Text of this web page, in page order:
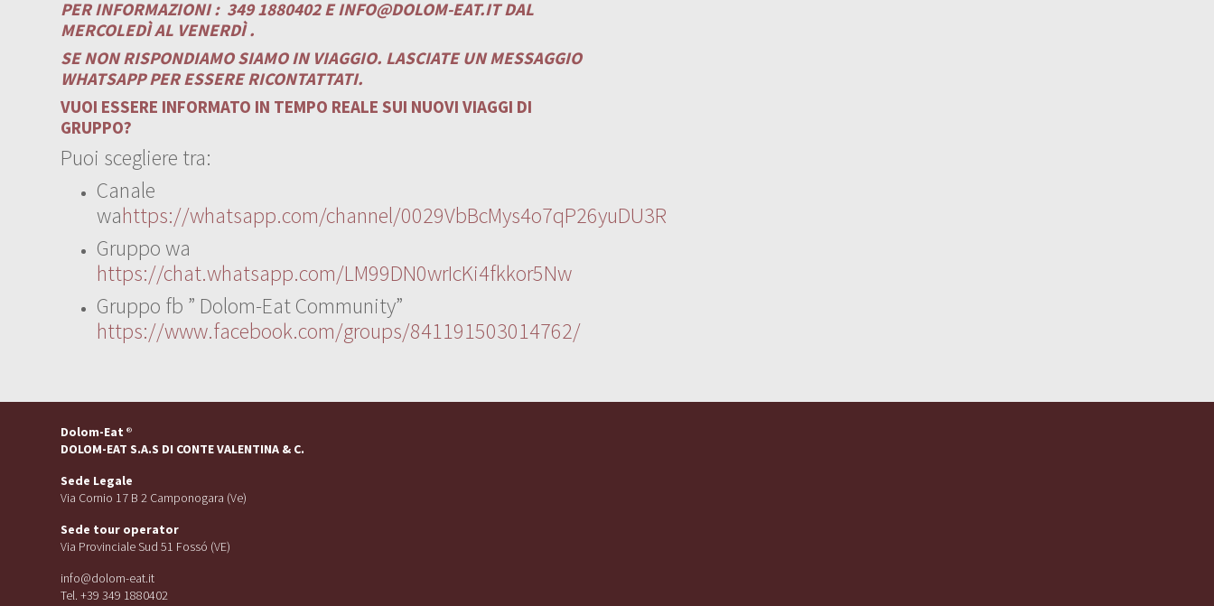
PER INFORMAZIONI : 349 1880402 EINFO@DOLOM-EAT.ITDAL
MERCOLEDÌ AL VENERDÌ .
SE NON RISPONDIAMO SIAMO IN VIAGGIO. LASCIATE UN MESSAGGIO
WHATSAPP PER ESSERE RICONTATTATI.
VUOI ESSERE INFORMATO IN TEMPO REALE SUI NUOVI VIAGGI DI
GRUPPO?
Puoi scegliere tra:
Canale
wahttps://whatsapp.com/channel/0029VbBcMys4o7qP26yuDU3R
Gruppo wa
https://chat.whatsapp.com/LM99DN0wrIcKi4fkkor5Nw
Gruppo fb ” Dolom-Eat Community”
https://www.facebook.com/groups/841191503014762/
Dolom-Eat ®
DOLOM-EAT S.A.S DI CONTE VALENTINA & C.
Sede Legale
Via Cornio 17 B 2 Camponogara (Ve)
Sede tour operator
Via Provinciale Sud 51 Fossó (VE)
info@dolom-eat.it
Tel. +39 349 1880402